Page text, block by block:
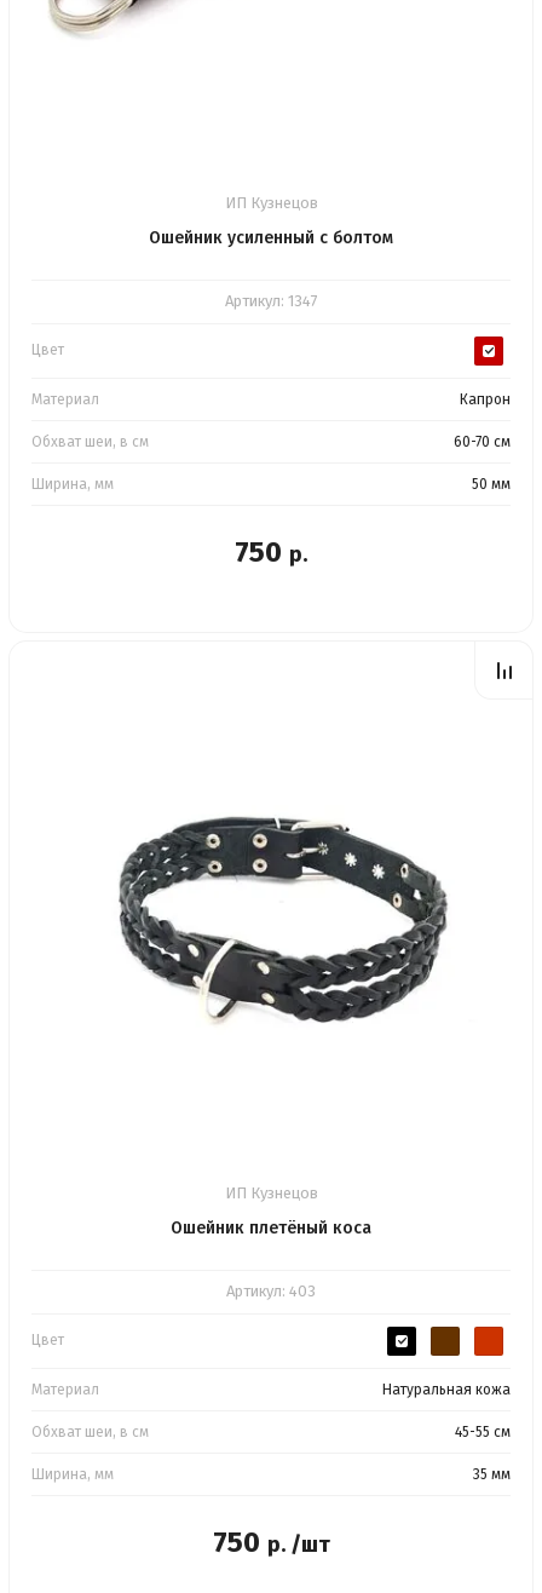
ИП Кузнецов
Ошейник усиленный с болтом
Артикул: 1347
Цвет
Материал Капрон
Обхват шеи, в см 60-70 см
Ширина, мм 50 мм
750 р.
ИП Кузнецов
Ошейник плетёный коса
Артикул: 403
Цвет
Материал Натуральная кожа
Обхват шеи, в см 45-55 см
Ширина, мм 35 мм
750 р. /шт